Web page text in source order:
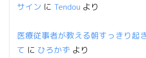
サイン に Tendou より
医療従事者が教える朝すっきり起
て に ひろかず より